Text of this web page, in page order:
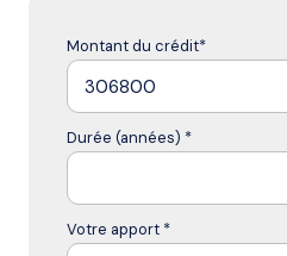
Montant du crédit*
Durée (années) *
Votre apport *